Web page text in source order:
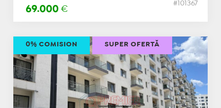
69.000 €
#101367
0% COMISION SUPER OFERTĂ